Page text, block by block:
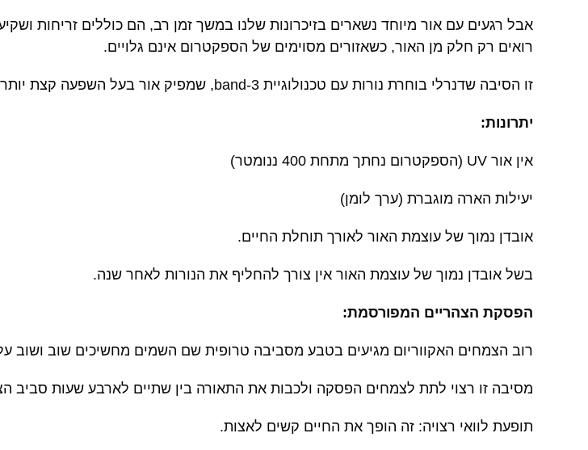
אבל רגעים עם אור מיוחד נשארים בזיכרונות שלנו במשך זמן רב, הם כוללים זריחות
רואים רק חלק מן האור, כשאזורים מסוימים של הספקטרום אינם גלויים.
זו הסיבה שדנרלי בוחרת נורות עם טכנולוגיית 3-band, שמפיק אור בעל השפעה קצת יותר רחבה ובוהקת בהשוואה לנורות “ספקטרום מלא”.
יתרונות:
אין אור UV (הספקטרום נחתך מתחת 400 ננומטר)
יעילות הארה מוגברת (ערך לומן)
אובדן נמוך של עוצמת האור לאורך תוחלת החיים.
בשל אובדן נמוך של עוצמת האור אין צורך להחליף את הנורות לאחר שנה.
הפסקת הצהריים המפורסמת:
רוב הצמחים האקווריום מגיעים בטבע מסביבה טרופית שם השמים מחשיכים שוב ושוב
מסיבה זו רצוי לתת לצמחים הפסקה ולכבות את התאורה בין שתיים לארבע שעות סביב
תופעת לוואי רצויה: זה הופך את החיים קשים לאצות.